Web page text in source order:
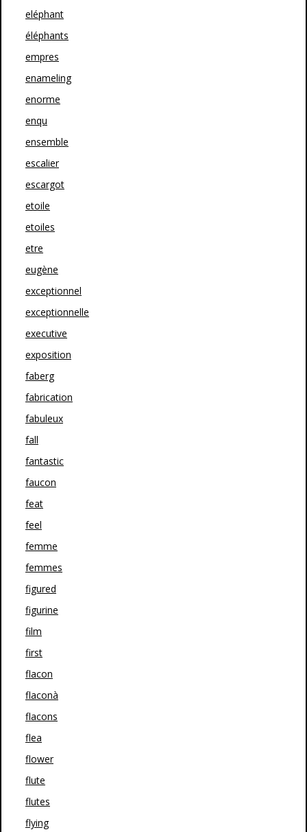
eléphant
éléphants
empres
enameling
enorme
enqu
ensemble
escalier
escargot
etoile
etoiles
etre
eugène
exceptionnel
exceptionnelle
executive
exposition
faberg
fabrication
fabuleux
fall
fantastic
faucon
feat
feel
femme
femmes
figured
figurine
film
first
flacon
flaconà
flacons
flea
flower
flute
flutes
flying